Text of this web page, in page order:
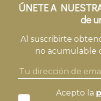
ÚNETE A
de
Al suscribirte
no acumulable
Acepto la